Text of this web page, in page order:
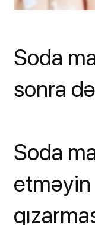
Soda
sonra
Soda
etməyin